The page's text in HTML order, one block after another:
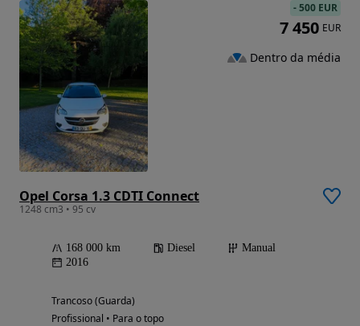
Opel Corsa 1.3 CDTI Connect
1248 cm3 • 95 cv
168 000 km Diesel
Manual
2016
Trancoso (Guarda)
Profissional • Para o topo
-500 EUR
7 450 EUR
Dentro da média